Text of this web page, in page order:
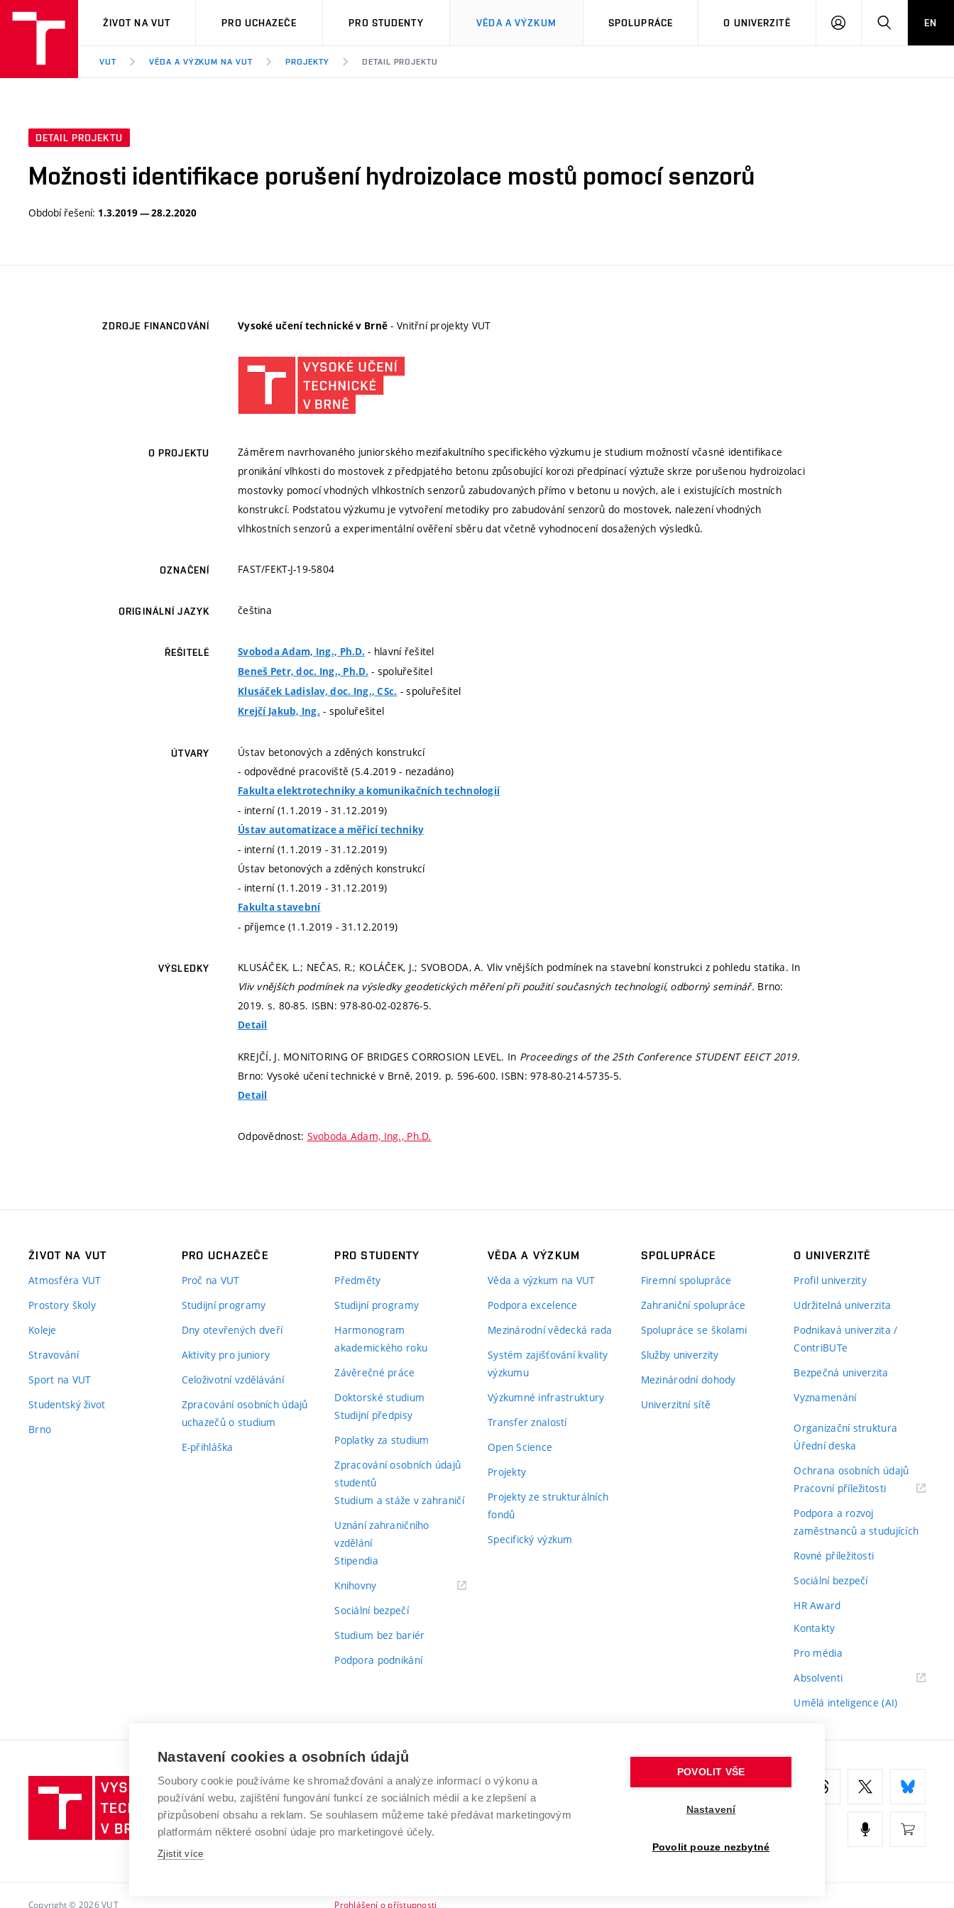
VUT
ŽIVOT NA VUT PRO UCHAZEČE PRO STUDENTY VĚDA A VÝZKUM SPOLUPRÁCE O UNIVERZITĚ
PŘIHLÁSIT HLEDATEN
VUT VĚDA A VÝZKUM NA VUT PROJEKTY DETAIL PROJEKTU
DETAIL PROJEKTU
Možnosti identifikace porušení hydroizolace mostů pomocí senzorů
Období řešení: 1.3.2019 — 28.2.2020
ZDROJE FINANCOVÁNÍ Vysoké učení technické v Brně - Vnitřní projekty VUT
O PROJEKTU
Záměrem navrhovaného juniorského mezifakultního specifického výzkumu je studium možností včasné identifikace
pronikání vlhkosti do mostovek z předpjatého betonu způsobující korozi předpínací výztuže skrze porušenou hydroizolaci
mostovky pomocí vhodných vlhkostních senzorů zabudovaných přímo v betonu u nových, ale i existujících mostních
konstrukcí. Podstatou výzkumu je vytvoření metodiky pro zabudování senzorů do mostovek, nalezení vhodných
vlhkostních senzorů a experimentální ověření sběru dat včetně vyhodnocení dosažených výsledků.
OZNAČENÍ FAST/FEKT-J-19-5804
ORIGINÁLNÍ JAZYK čeština
ŘEŠITELÉ Svoboda Adam, Ing., Ph.D. - hlavní řešitel
Beneš Petr, doc. Ing., Ph.D. - spoluřešitel
Klusáček Ladislav, doc. Ing., CSc. - spoluřešitel
Krejčí Jakub, Ing. - spoluřešitel
ÚTVARY
Ústav betonových a zděných konstrukcí
- odpovědné pracoviště (5.4.2019 - nezadáno)
Fakulta elektrotechniky a komunikačních technologií
- interní (1.1.2019 - 31.12.2019)
Ústav automatizace a měřicí techniky
- interní (1.1.2019 - 31.12.2019)
Ústav betonových a zděných konstrukcí
- interní (1.1.2019 - 31.12.2019)
Fakulta stavební
- příjemce (1.1.2019 - 31.12.2019)
VÝSLEDKY
KLUSÁČEK, L.; NEČAS, R.; KOLÁČEK, J.; SVOBODA, A. Vliv vnějších podmínek na stavební konstrukci z pohledu statika. In
Vliv vnějších podmínek na výsledky geodetických měření při použití současných technologií, odborný seminář. Brno:
2019. s. 80-85. ISBN: 978-80-02-02876-5.
Detail
KREJČÍ, J. MONITORING OF BRIDGES CORROSION LEVEL. In Proceedings of the 25th Conference STUDENT EEICT 2019.
Brno: Vysoké učení technické v Brně, 2019. p. 596-600. ISBN: 978-80-214-5735-5.
Detail
Odpovědnost: Svoboda Adam, Ing., Ph.D.
ŽIVOT NA VUT
Atmosféra VUT
Prostory školy
Koleje
Stravování
Sport na VUT
Studentský život
Brno
PRO UCHAZEČE
Proč na VUT
Studijní programy
Dny otevřených dveří
Aktivity pro juniory
Celoživotní vzdělávání
Zpracování osobních údajů
uchazečů o studium
E-přihláška
PRO STUDENTY
Předměty
Studijní programy
Harmonogram
akademického roku
Závěrečné práce
Doktorské studium
Studijní předpisy
Poplatky za studium
Zpracování osobních údajů
studentů
Studium a stáže v zahraničí
Uznání zahraničního
vzdělání
Stipendia
Knihovny(externí
Sociální bezpečí
Studium bez bariér
Podpora podnikání
VĚDA A VÝZKUM
Věda a výzkum na VUT
Podpora excelence
Mezinárodní vědecká rada
Systém zajišťování kvality
výzkumu
Výzkumné infrastruktury
Transfer znalostí
Open Science
Projekty
Projekty ze strukturálních
fondů
Specifický výzkum
SPOLUPRÁCE
Firemní spolupráce
Zahraniční spolupráce
Spolupráce se školami
Služby univerzity
Mezinárodní dohody
Univerzitní sítě
O UNIVERZITĚ
Profil univerzity
Udržitelná univerzita
Podnikavá univerzita /
ContriBUTe
Bezpečná univerzita
Vyznamenání
Organizační struktura
Úřední deska
Ochrana osobních údajů
Pracovní příležitosti(externí
Podpora a rozvoj
zaměstnanců a studujících
Rovné příležitosti
Sociální bezpečí
HR Award
Kontakty
Pro média
Absolventi(externí
Umělá inteligence (AI)
Vysoké
učení
technické
v
VYSOKÉ UČENÍ TECHNICKÉ V BRNĚ
Antonínská 548/1
602 00 Brno
www.vut.cz
Copyright © 2026 VUT Prohlášení o přístupnosti
Nastavení cookies a osobních údajů
Soubory cookie používáme ke shromažďování a analýze informací o výkonu a
používání webu, zajištění fungování funkcí ze sociálních médií a ke zlepšení a
přizpůsobení obsahu a reklam. Se souhlasem můžeme také předávat marketingovým
platformám některé osobní údaje pro marketingové účely.
Zjistit více
POVOLIT VŠE
Nastavení
Povolit pouze nezbytné